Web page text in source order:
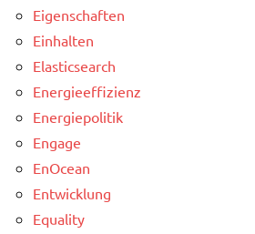
Eigenschaften
Einhalten
Elasticsearch
Energieeffizienz
Energiepolitik
Engage
EnOcean
Entwicklung
Equality